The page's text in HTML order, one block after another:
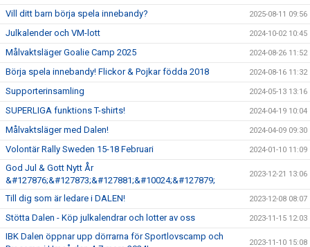
Vill ditt barn börja spela innebandy? 2025-08-11 09:56
Julkalender och VM-lott 2024-10-02 10:45
Målvaktsläger Goalie Camp 2025 2024-08-26 11:52
Börja spela innebandy! Flickor & Pojkar födda 2018 2024-08-16 11:32
Supporterinsamling 2024-05-13 13:16
SUPERLIGA funktions T-shirts! 2024-04-19 10:04
Målvaktsläger med Dalen! 2024-04-09 09:30
Volontär Rally Sweden 15-18 Februari 2024-01-10 11:09
God Jul & Gott Nytt År
&#127876;&#127873;&#127881;&#10024;&#127879;
2023-12-21 13:06
Till dig som är ledare i DALEN! 2023-12-08 08:07
Stötta Dalen - Köp julkalendrar och lotter av oss 2023-11-15 12:03
IBK Dalen öppnar upp dörrarna för Sportlovscamp och
2023-11-10 15:08